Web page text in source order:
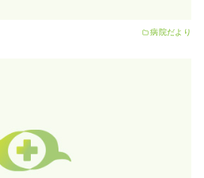
病院だより